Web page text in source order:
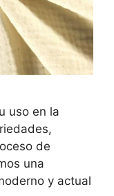
uso en la
de
una
y actual